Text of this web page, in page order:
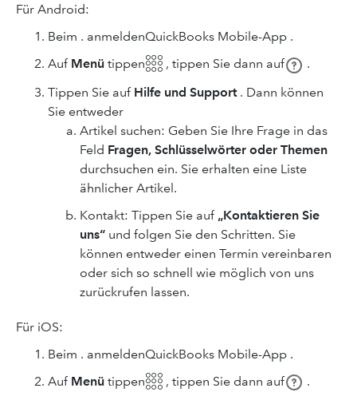
Für Android:
Beim . anmeldenQuickBooks Mobile-App .
Auf Menü tippen𓃑 , tippen Sie dann auf
.
Tippen Sie auf Hilfe und Support. Dann können
Sie entweder
Artikel suchen: Geben Sie Ihre Frage in das
Feld Fragen, Schlüsselwörter oder Themen
durchsuchen ein. Sie erhalten eine Liste
ähnlicher Artikel.
Kontakt: Tippen Sie auf „Kontaktieren Sie
uns“ und folgen Sie den Schritten. Sie
können entweder einen Termin vereinbaren
oder sich so schnell wie möglich von uns
zurückrufen lassen.
Für iOS:
Beim . anmeldenQuickBooks Mobile-App .
Auf Menü tippen𓃑 , tippen Sie dann auf
.